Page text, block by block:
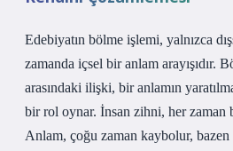
Edebiyatın bölme işlemi, yalnızca
zamanda içsel bir anlam arayışıdır.
arasındaki ilişki, bir anlamın
bir rol oynar. İnsan zihni, her zaman
Anlam, çoğu zaman kaybolur,